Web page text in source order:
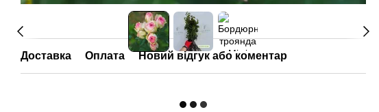
Доставка Оплата Новий відгук або коментар